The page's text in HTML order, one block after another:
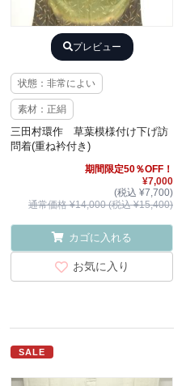
プレビュー
状態：非常によい
素材：正絹
三田村環作 草葉模様付け下げ訪
問着(重ね衿付き)
期間限定50％OFF！
¥7,000
(税込 ¥7,700)
通常価格 ¥14,000 (税込 ¥15,400)
カゴに入れる
お気に入り
SALE